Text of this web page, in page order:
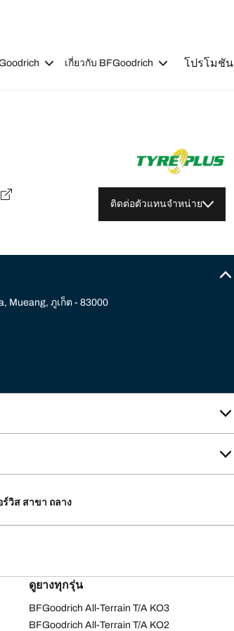
เกี่ยวกับ BFGoodrich โปรโมชัน
ติดต่อตัวแทนจำหน่าย
Mueang, ภูเก็ต - 83000
ร์วิส สาขา ถลาง
ดูยางทุกรุ่น
BFGoodrich All-Terrain T/A KO3
BFGoodrich All-Terrain T/A KO2